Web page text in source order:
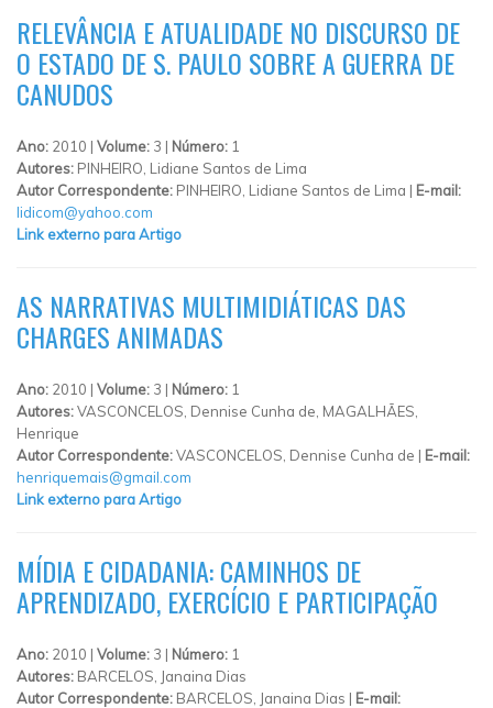
RELEVÂNCIA E ATUALIDADE NO DISCURSO DE
O ESTADO DE S. PAULO SOBRE A GUERRA DE
CANUDOS
Ano: 2010 | Volume: 3 | Número: 1
Autores: PINHEIRO, Lidiane Santos de Lima
Autor Correspondente: PINHEIRO, Lidiane Santos de Lima | E-mail:
lidicom@yahoo.com
Link externo para Artigo
AS NARRATIVAS MULTIMIDIÁTICAS DAS
CHARGES ANIMADAS
Ano: 2010 | Volume: 3 | Número: 1
Autores:VASCONCELOS, Dennise Cunha de, MAGALHÃES,
Henrique
Autor Correspondente:VASCONCELOS, Dennise Cunha de | E-mail:
henriquemais@gmail.com
Link externo para Artigo
MÍDIA E CIDADANIA: CAMINHOS DE
APRENDIZADO, EXERCÍCIO E PARTICIPAÇÃO
Ano: 2010 | Volume: 3 | Número: 1
Autores: BARCELOS, Janaina Dias
Autor Correspondente: BARCELOS, Janaina Dias | E-mail: